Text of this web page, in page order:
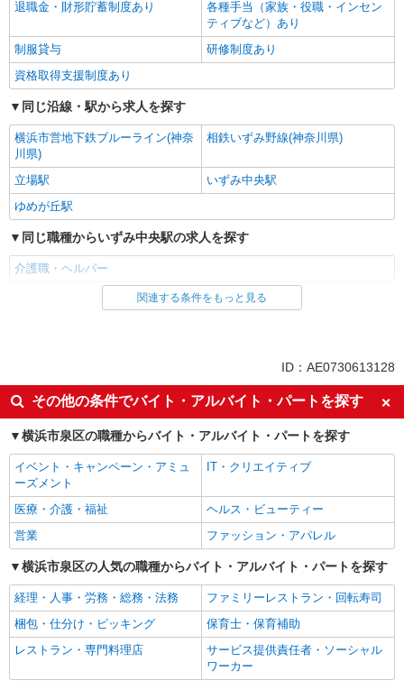
退職金・財形貯蓄制度あり
各種手当（家族・役職・インセン
ティブなど）あり
制服貸与
研修制度あり
資格取得支援制度あり
同じ沿線・駅から求人を探す
横浜市営地下鉄ブルーライン(神奈
川県)
相鉄いずみ野線(神奈川県)
立場駅
いずみ中央駅
ゆめが丘駅
同じ職種からいずみ中央駅の求人を探す
介護職・ヘルパー
同じ雇用形態からいずみ中央駅の求人を探す
入社日応相談
未経験歓迎
経験者・有資格者歓迎
新卒・第二新卒歓迎
女性活躍中
主婦・主夫歓迎
フリーター歓迎
学歴不問
ブランクOK
ミドル（40代～）活躍中
エルダー（50代～）活躍中
シニア（60代～）活躍中
高収入・高額
ボーナス・賞与あり
昇給あり
完全週休2日制
フルタイム歓迎
禁煙・分煙
駅直結・駅チカ
車通勤OK
バイク通勤OK
自転車通勤OK
残業少なめ（月20h未満）
交通費支給
関連する条件をもっと見る
ID：AE0730613128
その他の条件でバイト・アルバイト・パートを探す
横浜市泉区の職種からバイト・アルバイト・パートを探す
イベント・キャンペーン・アミュ
ーズメント
IT・クリエイティブ
医療・介護・福祉
ヘルス・ビューティー
営業
ファッション・アパレル
横浜市泉区の人気の職種からバイト・アルバイト・パートを探す
経理・人事・労務・総務・法務
ファミリーレストラン・回転寿司
梱包・仕分け・ピッキング
保育士・保育補助
レストラン・専門料理店
サービス提供責任者・ソーシャル
ワーカー